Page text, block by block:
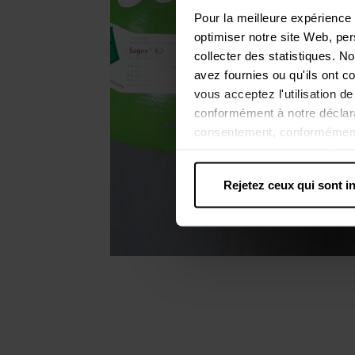
Pour la meilleure
optimiser notre site Web,
collecter des statistiques.
avez fournies ou qu'ils ont
vous acceptez l'utilisation
conformément à notre
consentement,
sont transférées aux États-
américaines à des fins de
que tous les droits des
des cookies selon les
Rejetez ceux qui sont